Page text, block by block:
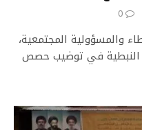
0
والمسؤولية المجتمعية،
النبطية في توضيب حصص